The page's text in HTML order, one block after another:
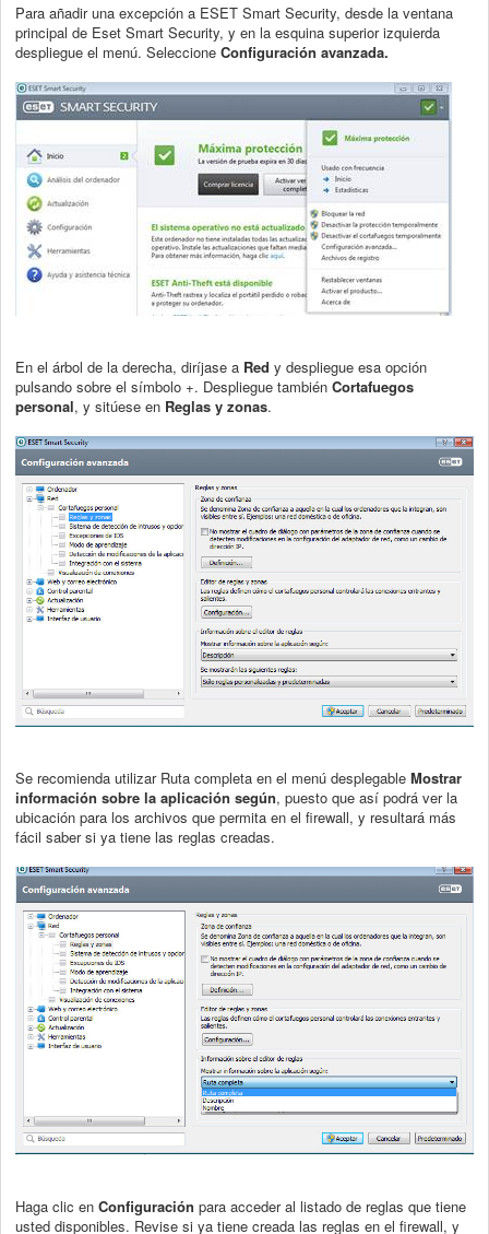
Para añadir una excepción a ESET Smart Security, desde la ventana
principal de Eset Smart Security, y en la esquina superior izquierda
despliegue el menú. Seleccione Configuración avanzada.
En el árbol de la derecha, diríjase a Red y despliegue esa opción
pulsando sobre el símbolo +. Despliegue también Cortafuegos
personal, y sitúese en Reglas y zonas.
Se recomienda utilizar Ruta completa en el menú desplegable Mostrar
información sobre la aplicación según, puesto que así podrá ver la
ubicación para los archivos que permita en el firewall, y resultará más
fácil saber si ya tiene las reglas creadas.
Haga clic en Configuración para acceder al listado de reglas que tiene
usted disponibles. Revise si ya tiene creada las reglas en el firewall, y